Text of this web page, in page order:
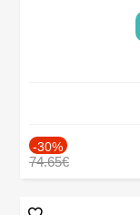
-30%
74.65€